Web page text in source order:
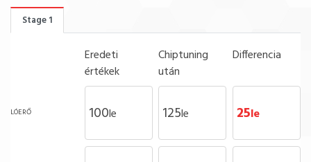
Stage 1
Eredeti
értékek
Chiptuning
után
Differencia
LÓERŐ 100le 125le 25le